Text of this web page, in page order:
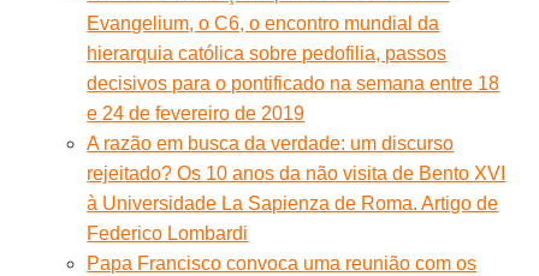
Evangelium, o C6, o encontro mundial da
hierarquia católica sobre pedofilia, passos
decisivos para o pontificado na semana entre 18
e 24 de fevereiro de 2019
A razão em busca da verdade: um discurso
rejeitado? Os 10 anos da não visita de Bento XVI
à Universidade La Sapienza de Roma. Artigo de
Federico Lombardi
Papa Francisco convoca uma reunião com os